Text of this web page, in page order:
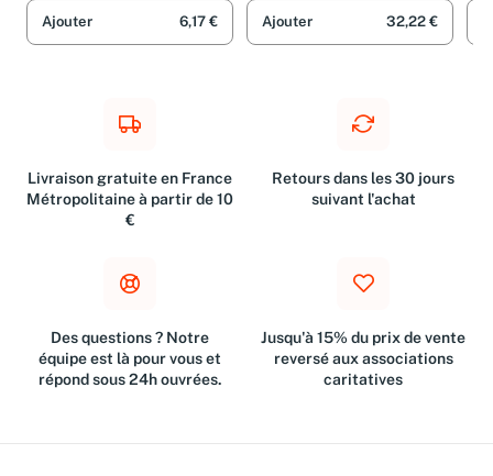
Ajouter 6,17 € Ajouter 32,22 €
Livraison gratuite en France
Métropolitaine à partir de 10
€
Retours dans les 30 jours
suivant l'achat
Des questions ? Notre
équipe est là pour vous et
répond sous 24h ouvrées.
Jusqu'à 15% du prix de vente
reversé aux associations
caritatives